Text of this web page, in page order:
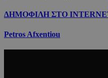
ΔΗΜΟΦΙΛΗ ΣΤΟ
Petros Afxentiou